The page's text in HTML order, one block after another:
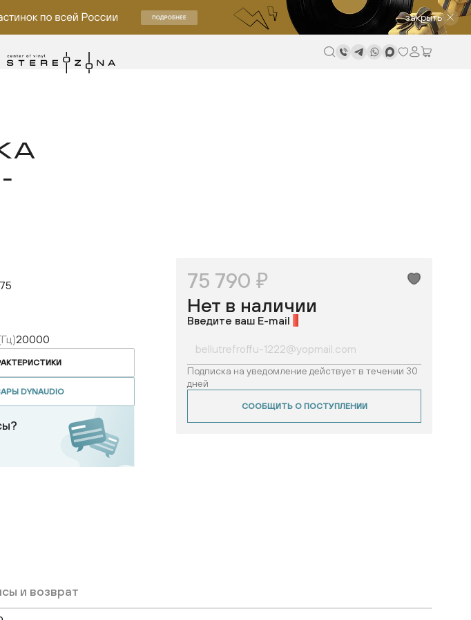
закрыть
20000
DYNAUDIO
75 790 ₽
Нет в наличии
Введите ваш E-mail
Подписка на уведомление действует в течении 30
дней
СООБЩИТЬ О ПОСТУПЛЕНИИ
и возврат